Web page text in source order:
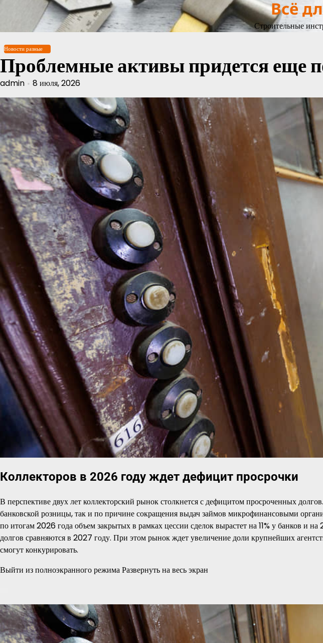
содержимому
Всё
Строительные
Новости разные
Проблемные активы придется еще
admin 8 июля, 2026
Коллекторов в 2026 году ждет дефицит просрочки
В перспективе двух лет коллекторский рынок столкнется с дефицитом просроченных
банковской розницы, так и по причине сокращения выдач займов микрофинансовыми
по итогам 2026 года объем закрытых в рамках цессии сделок вырастет на 11% у банков и
долгов сравняются в 2027 году. При этом рынок ждет увеличение доли крупнейших
смогут конкурировать.
Выйти из полноэкранного режима Развернуть на весь экран